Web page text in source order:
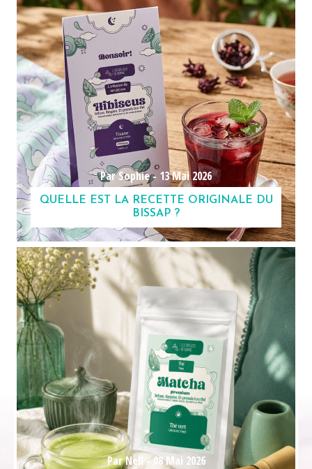
Par Sophie -13 Mai 2026
QUELLE EST LA RECETTE ORIGINALE DU
BISSAP ?
Par Nell -08 Mai 2026